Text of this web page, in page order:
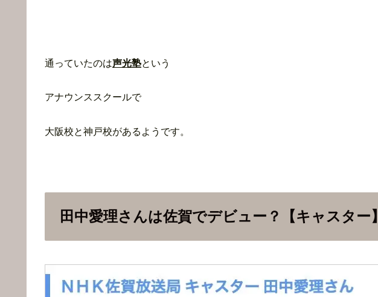
通っていたのは声光塾という
アナウンススクールで
大阪校と神戸校があるようです。
田中愛理さんは佐賀でデビュー？【キャスター】